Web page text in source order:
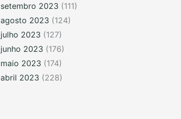
setembro 2023 (111)
agosto 2023 (124)
julho 2023 (127)
junho 2023 (176)
maio 2023 (174)
abril 2023 (228)